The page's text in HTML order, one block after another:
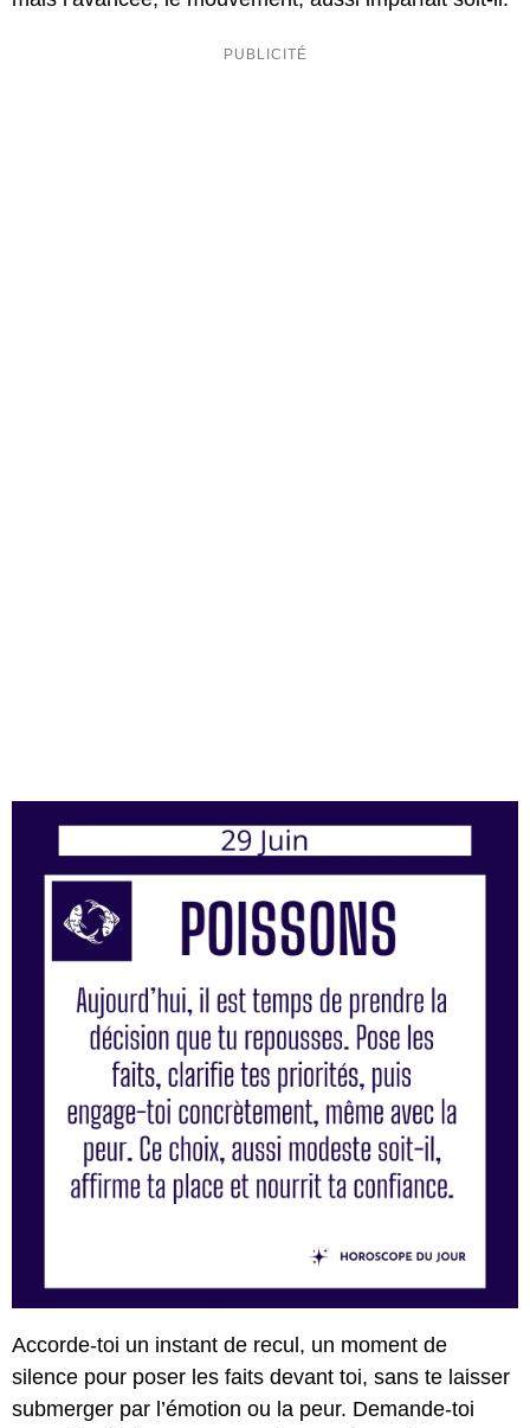
Accorde-toi un instant de recul, un moment de
silence pour poser les faits devant toi, sans te laisser
submerger par l’émotion ou la peur. Demande-toi